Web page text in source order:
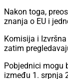
Nakon toga,
znanja o EU i
Komisija i
zatim
Pobjednici mogu
između 1. srpnja